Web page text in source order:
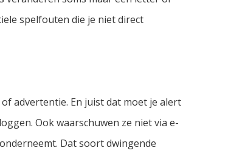
spelfouten die je niet direct
advertentie. En juist dat moet je alert
Ook waarschuwen ze niet via e-
Dat soort dwingende